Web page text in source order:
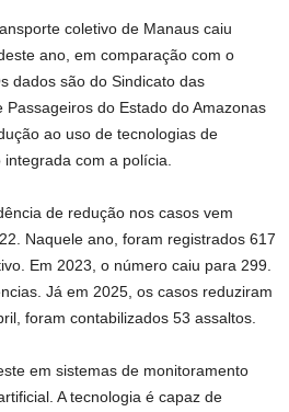
coletivo de Manaus caiu
ano, em comparação com o
dados são do Sindicato das
do Estado do Amazonas
ao uso de tecnologias de
com a polícia.
de redução nos casos vem
Naquele ano, foram registrados 617
Em 2023, o número caiu para 299.
Já em 2025, os casos reduziram
foram contabilizados 53 assaltos.
em sistemas de monitoramento
A tecnologia é capaz de